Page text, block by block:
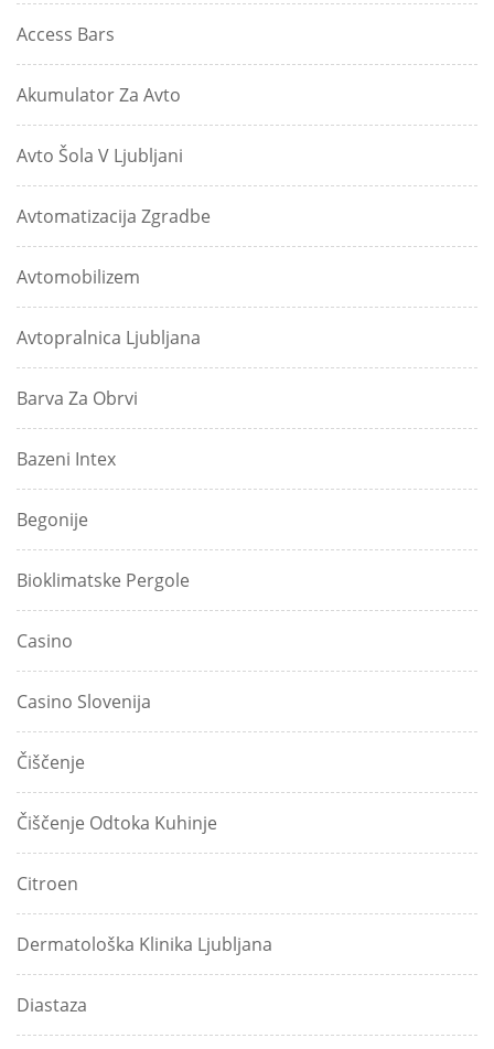
Access Bars
Akumulator Za Avto
Avto Šola V Ljubljani
Avtomatizacija Zgradbe
Avtomobilizem
Avtopralnica Ljubljana
Barva Za Obrvi
Bazeni Intex
Begonije
Bioklimatske Pergole
Casino
Casino Slovenija
Čiščenje
Čiščenje Odtoka Kuhinje
Citroen
Dermatološka Klinika Ljubljana
Diastaza